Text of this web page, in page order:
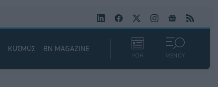
ΚΟΣΜΟΣ BN MAGAZINE
ΡΟΗ ΜΕΝΟΥ